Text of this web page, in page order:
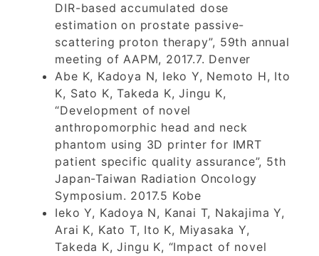
DIR-based accumulated dose
estimation on prostate passive-
scattering proton therapy”, 59th annual
meeting of AAPM, 2017.7. Denver
Abe K, Kadoya N, Ieko Y, Nemoto H, Ito
K, Sato K, Takeda K, Jingu K,
“Development of novel
anthropomorphic head and neck
phantom using 3D printer for IMRT
patient specific quality assurance”, 5th
Japan-Taiwan Radiation Oncology
Symposium. 2017.5 Kobe
Ieko Y, Kadoya N, Kanai T, Nakajima Y,
Arai K, Kato T, Ito K, Miyasaka Y,
Takeda K, Jingu K, “Impact of novel